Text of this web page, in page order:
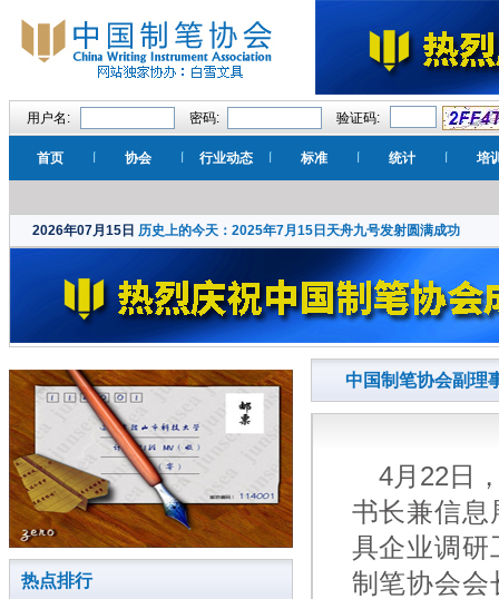
用户名: 密码: 验证码:
首页 协会 行业动态 标准 统计 培
2026年07月15日 历史上的今天：2025年7月15日天舟九号发射圆满成功
热点排行
中国制笔协会副理
4月22日
书长兼信息
具企业调研
制笔协会会